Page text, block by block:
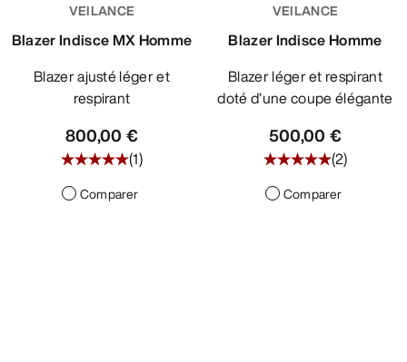
VEILANCE
Blazer Indisce MX Homme
Blazer ajusté léger et
respirant
800,00 €
(1)
Comparer
VEILANCE
Blazer Indisce Homme
Blazer léger et respirant
doté d’une coupe élégante
500,00 €
(2)
Comparer